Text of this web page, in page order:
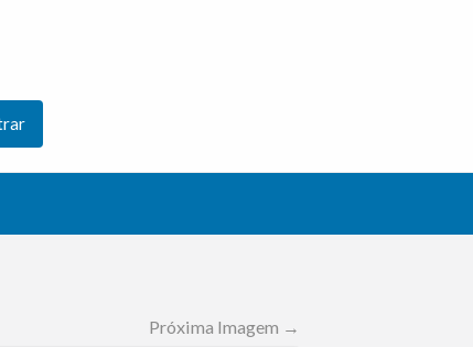
Próxima Imagem →